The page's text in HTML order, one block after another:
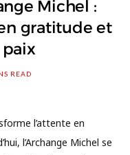
Michel :
gratitude et
READ
l’attente en
l’Archange Michel se